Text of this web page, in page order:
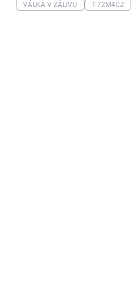
VÁLKA V ZÁLIVU T-72M4CZ